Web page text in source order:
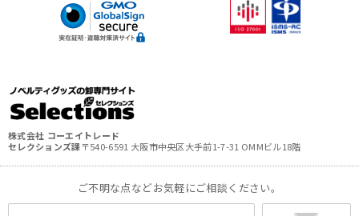
株式会社 コーエイトレード
セレクションズ課〒540-6591 大阪市中央区大手前1-7-31 OMMビル18階
ご不明な点などお気軽にご相談ください。